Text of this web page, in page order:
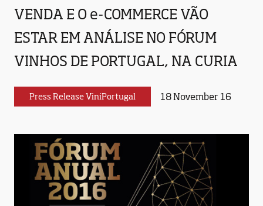
VENDA E O e-COMMERCE VÃO
ESTAR EM ANÁLISE NO FÓRUM
VINHOS DE PORTUGAL, NA CURIA
Press Release ViniPortugal 18 November 16